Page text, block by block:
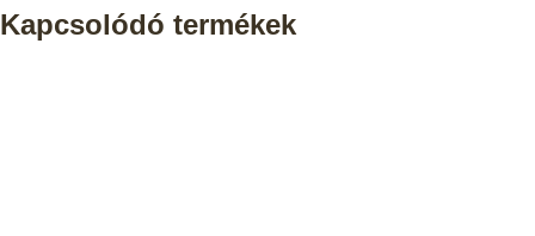
Kapcsolódó termékek